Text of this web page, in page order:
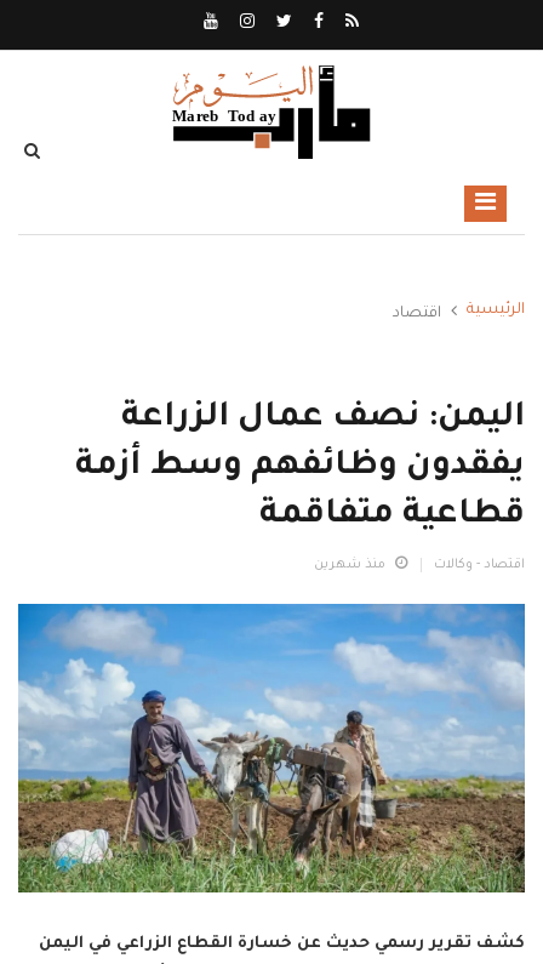
الرئيسية اقتصاد
اليمن: نصف عمال الزراعة
يفقدون وظائفهم وسط أزمة
قطاعية متفاقمة
اقتصاد - وكالات منذ شهرين
كشف تقرير رسمي حديث عن خسارة القطاع الزراعي في اليمن